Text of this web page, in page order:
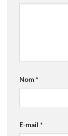
Nom *
E-mail *